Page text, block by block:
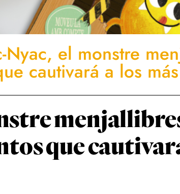
Nyac, el monstre
cautivará a los
que